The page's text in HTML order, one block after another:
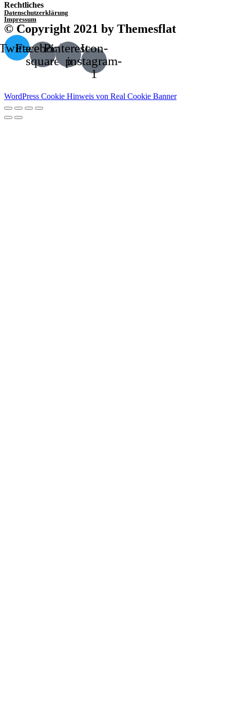
Rechtliches
Datenschutzerklärung
Impressum
© Copyright 2021 by Themesflat
Facebook-
square
Pinterest-
p
Icon-
instagram-
1
WordPress Cookie Hinweis von Real Cookie Banner